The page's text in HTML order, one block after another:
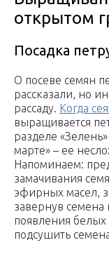
открытом
Посадка
О посеве семян
рассказали, но
рассаду. Когда
выращивается
разделе
марте» – ее
Напоминаем:
замачивания
эфирных масел,
завернув семена
появления белых
подсушить